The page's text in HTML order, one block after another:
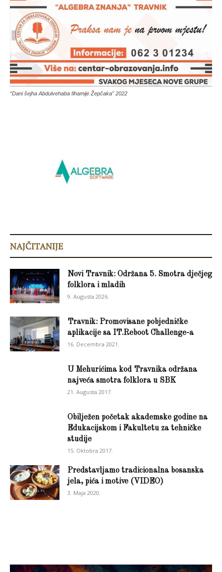
“Dani šejha Abdulvehaba Ilhamije Žepčaka” 2022
NAJČITANIJE
Novi Travnik: Održana 5. Smotra dječjeg
folklora i mladih
9. Augusta 2026.
Travnik: Promovisane pobjedničke
aplikacije sa IT.Reboot Challenge-a
16. Decembra 2021.
U Mehurićima kod Travnika održana
najveća smotra folklora u SBK
21. Augusta 2017.
Obilježen početak akademske godine na
Edukacijskom i Fakultetu za tehničke
studije
15. Oktobra 2017.
Predstavljamo tradicionalna bosanska
jela, pića i motive (VIDEO)
3. Maja 2020.